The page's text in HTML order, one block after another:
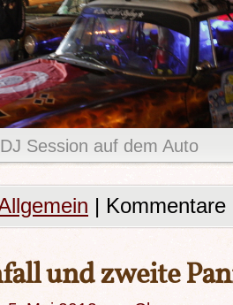
DJ Session auf dem Auto
|
und zweite